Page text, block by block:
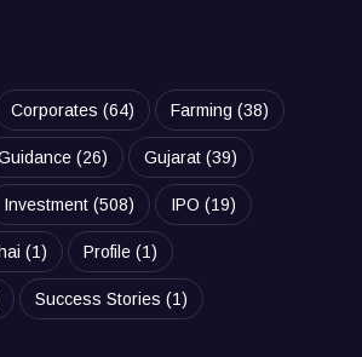
Corporates (64) Farming (38)
(26) Gujarat (39)
Investment (508) IPO (19)
(1) Profile (1)
Success Stories (1)